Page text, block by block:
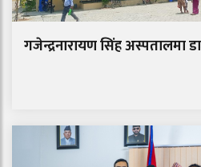
गजेन्द्रनारायण सिंह अस्पतालमा